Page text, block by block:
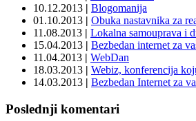
10.12.2013 | Blogomanija
01.10.2013 | Obuka nastavnika za
11.08.2013 | Lokalna samouprava i
15.04.2013 | Bezbedan internet za
11.04.2013 | WebDan
18.03.2013 | Webiz, konferencija
14.03.2013 | Bezbedan Internet za
Poslednji komentari